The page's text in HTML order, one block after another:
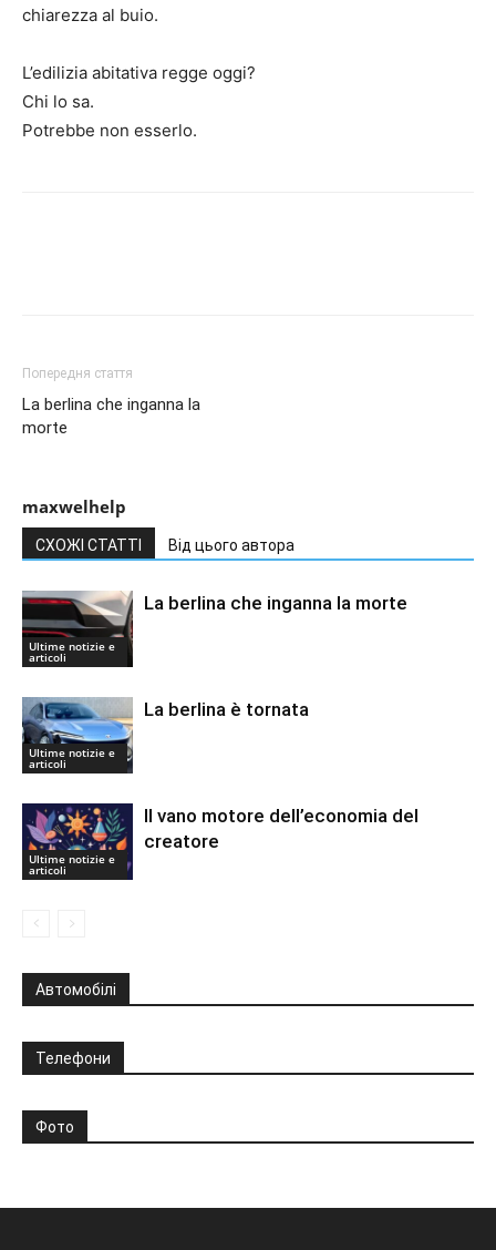
chiarezza al buio.
L’edilizia abitativa regge oggi?
Chi lo sa.
Potrebbe non esserlo.
Попередня стаття
La berlina che inganna la
morte
maxwelhelp
СХОЖІ СТАТТІ Від цього автора
Ultime notizie e
articoli
La berlina che inganna la morte
Ultime notizie e
articoli
La berlina è tornata
Ultime notizie e
articoli
Il vano motore dell’economia del
creatore
Автомобілі
Телефони
Фото